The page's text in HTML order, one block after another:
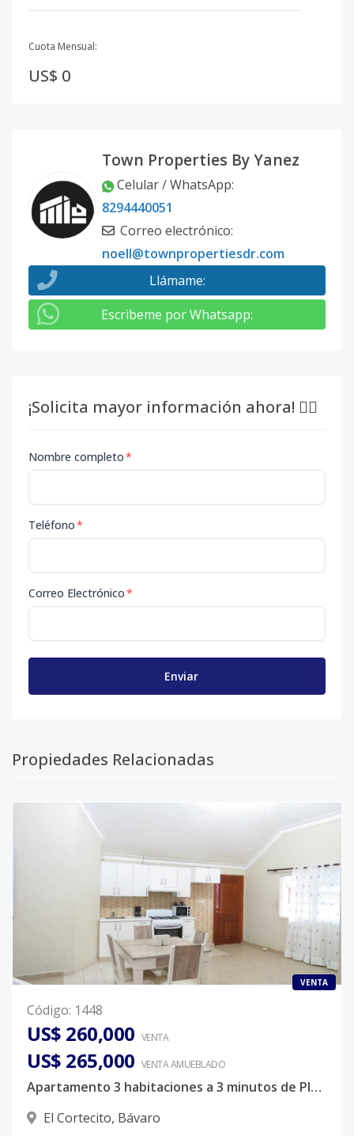
Cuota Mensual:
US$ 0
Town Properties By Yanez
Celular / WhatsApp:
8294440051
Correo electrónico:
noell@townpropertiesdr.com
Llámame:
Escribeme por Whatsapp:
¡Solicita mayor información ahora! 👇🏽
Nombre completo*
Teléfono*
Correo Electrónico*
Enviar
Propiedades Relacionadas
VENTA
Código: 1448
US$ 260,000 VENTA
US$ 265,000 VENTA AMUEBLADO
Apartamento 3 habitaciones a 3 minutos de Playa Los Corales
El Cortecito, Bávaro